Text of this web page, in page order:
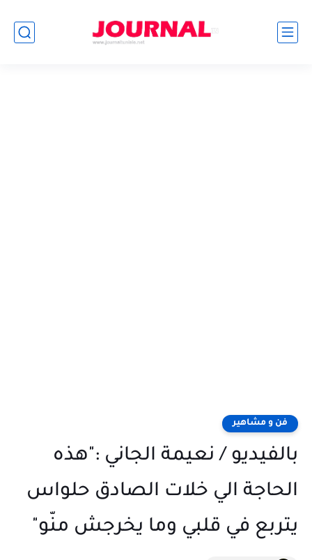
فن و مشاهير
بالفيديو / نعيمة الجاني :"هذه
الحاجة الي خلات الصادق حلواس
يتربع في قلبي وما يخرجش منّو"